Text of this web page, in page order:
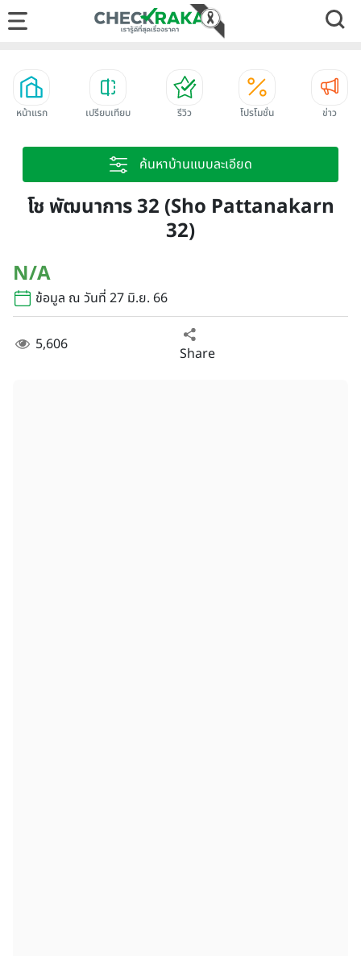
หน้าแรก เปรียบเทียบ รีวิว โปรโมชั่น ข่าว
ค้นหาบ้านแบบละเอียด
โช พัฒนาการ 32 (Sho Pattanakarn
32)
N/A
ข้อมูล ณ วันที่ 27 มิ.ย. 66
5,606 Share